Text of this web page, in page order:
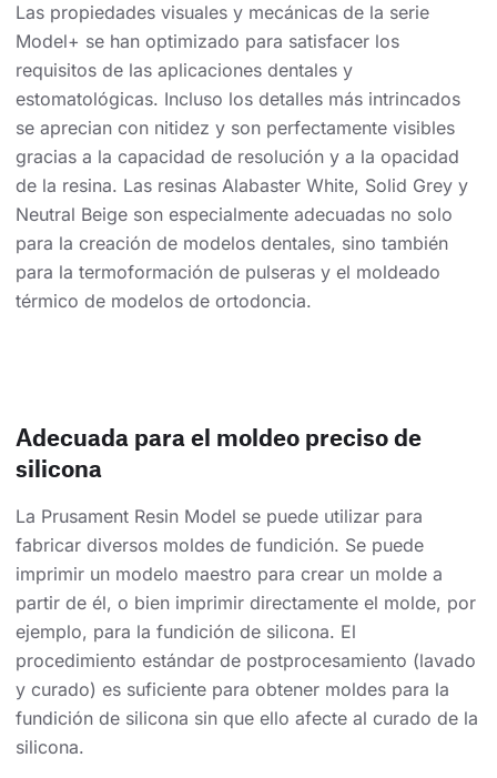
Las propiedades visuales y mecánicas de la serie
Model+ se han optimizado para satisfacer los
requisitos de las aplicaciones dentales y
estomatológicas. Incluso los detalles más intrincados
se aprecian con nitidez y son perfectamente visibles
gracias a la capacidad de resolución y a la opacidad
de la resina. Las resinas Alabaster White, Solid Grey y
Neutral Beige son especialmente adecuadas no solo
para la creación de modelos dentales, sino también
para la termoformación de pulseras y el moldeado
térmico de modelos de ortodoncia.
Adecuada para el moldeo preciso de
silicona
La Prusament Resin Model se puede utilizar para
fabricar diversos moldes de fundición. Se puede
imprimir un modelo maestro para crear un molde a
partir de él, o bien imprimir directamente el molde, por
ejemplo, para la fundición de silicona. El
procedimiento estándar de postprocesamiento (lavado
y curado) es suficiente para obtener moldes para la
fundición de silicona sin que ello afecte al curado de la
silicona.